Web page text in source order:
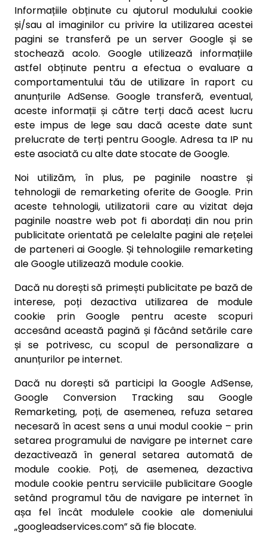
Informațiile obținute cu ajutorul modulului cookie
și/sau al imaginilor cu privire la utilizarea acestei
pagini se transferă pe un server Google și se
stochează acolo. Google utilizează informațiile
astfel obținute pentru a efectua o evaluare a
comportamentului tău de utilizare în raport cu
anunțurile AdSense. Google transferă, eventual,
aceste informații și către terți dacă acest lucru
este impus de lege sau dacă aceste date sunt
prelucrate de terți pentru Google. Adresa ta IP nu
este asociată cu alte date stocate de Google.
Noi utilizăm, în plus, pe paginile noastre și
tehnologii de remarketing oferite de Google. Prin
aceste tehnologii, utilizatorii care au vizitat deja
paginile noastre web pot fi abordați din nou prin
publicitate orientată pe celelalte pagini ale rețelei
de parteneri ai Google. Și tehnologiile remarketing
ale Google utilizează module cookie.
Dacă nu dorești să primești publicitate pe bază de
interese, poți dezactiva utilizarea de module
cookie prin Google pentru aceste scopuri
accesând această pagină și făcând setările care
și se potrivesc, cu scopul de personalizare a
anunțurilor pe internet.
Dacă nu dorești să participi la Google AdSense,
Google Conversion Tracking sau Google
Remarketing, poți, de asemenea, refuza setarea
necesară în acest sens a unui modul cookie – prin
setarea programului de navigare pe internet care
dezactivează în general setarea automată de
module cookie. Poți, de asemenea, dezactiva
module cookie pentru serviciile publicitare Google
setând programul tău de navigare pe internet în
așa fel încât modulele cookie ale domeniului
„googleadservices.com” să fie blocate.